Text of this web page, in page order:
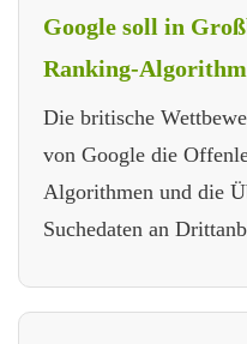
Google soll in
Ranking-
Die britische
von Google die
Algorithmen und die
Suchedaten an